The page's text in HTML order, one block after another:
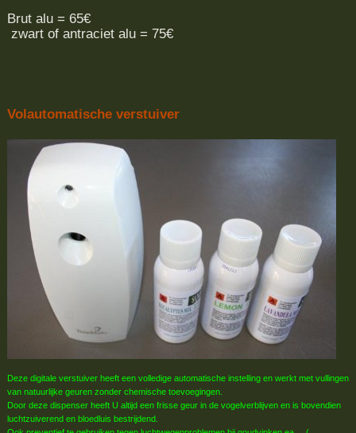
Brut alu = 65€
zwart of antraciet alu = 75€
Volautomatische verstuiver
Deze digitale verstuiver heeft een volledige automatische instelling en werkt met vullingen
van natuurlijke geuren zonder chemische toevoegingen.
Door deze dispenser heeft U altijd een frisse geur in de vogelverblijven en is bovendien
luchtzuiverend en bloedluis bestrijdend.